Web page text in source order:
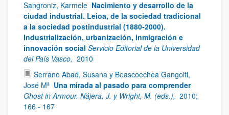
Sangroniz, Karmele Nacimiento y desarrollo de la
ciudad industrial. Leioa, de la sociedad tradicional
a la sociedad postindustrial (1880-2000).
Industrialización, urbanización, inmigración e
innovación social Servicio Editorial de la Universidad
del País Vasco, 2010
Serrano Abad, Susana y Beascoechea Gangoiti,
José Mª Una mirada al pasado para comprender
Ghost in Armour. Nájera, J. y Wright, M. (eds.), 2010;
166 - 167